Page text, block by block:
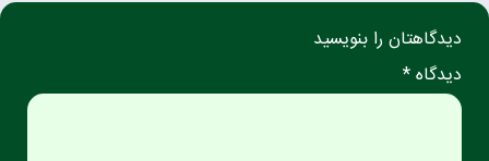
دیدگاهتان را بنویسید
دیدگاه *